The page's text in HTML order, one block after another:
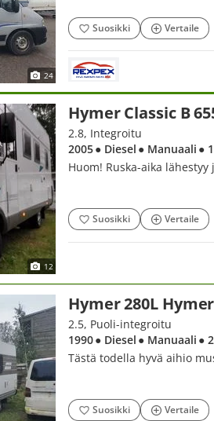
24
Suosikki Vertaile
12
Hymer Classic B
2.8, Integroitu
2005● Diesel ● Manuaali ●
Huom! Ruska-aika
Suosikki Vertaile
Hymer 280L
2.5, Puoli-integroitu
1990● Diesel ● Manuaali ●
Tästä todella hyvä aihio
Suosikki Vertaile